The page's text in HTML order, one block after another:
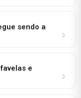
sendo a
e